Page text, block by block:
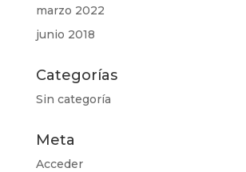
marzo 2022
junio 2018
Categorías
Sin categoría
Meta
Acceder